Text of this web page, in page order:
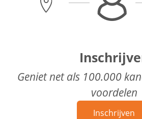
Geniet net als 100.000
voordelen
Inschrijven